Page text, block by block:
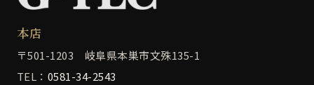
本店
〒501-1203 岐阜県本巣市文殊135-1
TEL： 0581-34-2543